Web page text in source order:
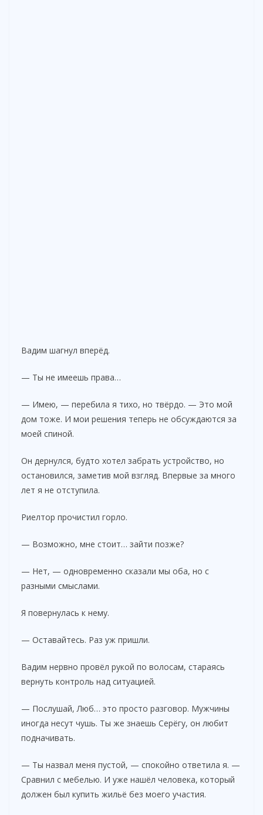
Вадим шагнул вперёд.
— Ты не имеешь права…
— Имею, — перебила я тихо, но твёрдо. — Это мой
дом тоже. И мои решения теперь не обсуждаются за
моей спиной.
Он дернулся, будто хотел забрать устройство, но
остановился, заметив мой взгляд. Впервые за много
лет я не отступила.
Риелтор прочистил горло.
— Возможно, мне стоит… зайти позже?
— Нет, — одновременно сказали мы оба, но с
разными смыслами.
Я повернулась к нему.
— Оставайтесь. Раз уж пришли.
Вадим нервно провёл рукой по волосам, стараясь
вернуть контроль над ситуацией.
— Послушай, Люб… это просто разговор. Мужчины
иногда несут чушь. Ты же знаешь Серёгу, он любит
подначивать.
— Ты назвал меня пустой, — спокойно ответила я. —
Сравнил с мебелью. И уже нашёл человека, который
должен был купить жильё без моего участия.